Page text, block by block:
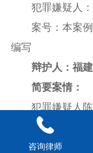
犯罪嫌疑人：
案号：本案例
编写
辩护人：福
简要案情：
犯罪嫌疑人陈
参与“跑分”，其
账，接收款项，
咨询律师